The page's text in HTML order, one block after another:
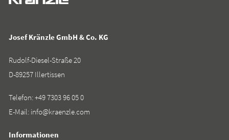
Josef Kränzle GmbH & Co. KG
Rudolf-Diesel-Straße 20
D-89257 Illertissen
Telefon:+49 7303 96 05 0
E-Mail: info@kraenzle.com
Informationen